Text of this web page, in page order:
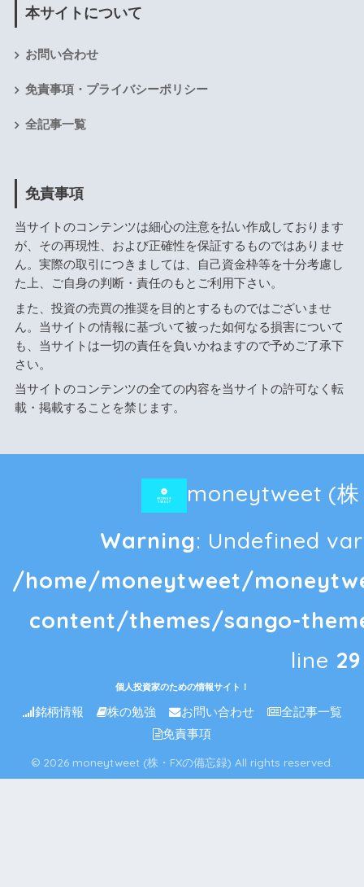
本サイトについて
お問い合わせ
免責事項・プライバシーポリシー
全記事一覧
免責事項
当サイトのコンテンツは細心の注意を払い作成しております
が、その再現性、および正確性を保証するものではありませ
ん。実際の取引につきましては、自己資金枠等を十分考慮し
た上、ご自身の判断・責任のもとご利用下さい。
また、投資の売買の推奨を目的とするものではございませ
ん。当サイトの情報に基づいて被った如何なる損害について
も、当サイトは一切の責任を負いかねますので予めご了承下
さい。
当サイトのコンテンツの全ての内容を当サイトの許可なく転
載・掲載することを禁じます。
moneytweet (株
Warning: Undefined
/home/moneytweet/
content/themes/sango-
line 29
個人投資家のための情報サイト！
銘柄情報 株の勉強 お問い合わせ
全記事一覧
免責事項
© 2026 moneytweet (株・FXの備忘録) All rights reserved.